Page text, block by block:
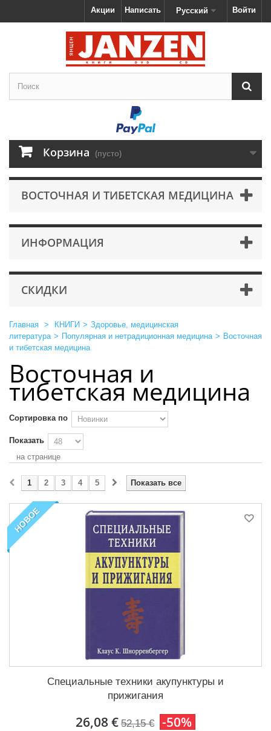
Войти
Русский
Написать
Акции
Корзина (пусто)
ВОСТОЧНАЯ И ТИБЕТСКАЯ МЕДИЦИНА
ИНФОРМАЦИЯ
СКИДКИ
Главная > КНИГИ > Здоровье, медицинская
литература > Популярная и нетрадиционная медицина > Восточная
и тибетская медицина
Восточная и
тибетская медицина
Сортировка по
Показать
на странице
Показать все
1 2 3 4 5
НОВОЕ
Специальные техники акупунктуры и
прижигания
26,08 € 52,15 € -50%